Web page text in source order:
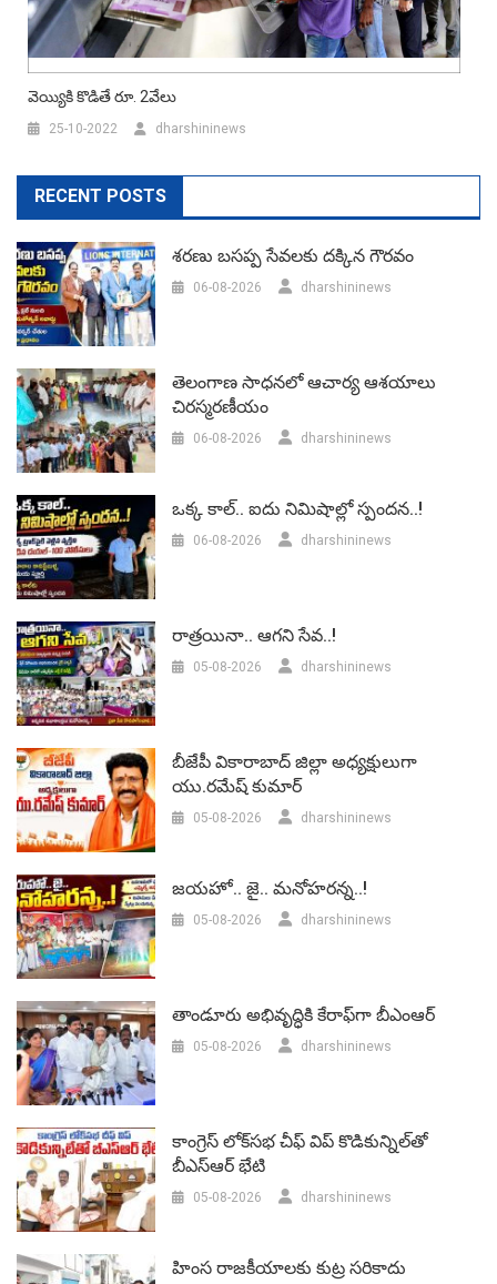
వెయ్యికి కొడితే రూ. 2వేలు
25-10-2022 dharshininews
RECENT POSTS
శరణు బసప్ప సేవలకు దక్కిన గౌరవం
06-08-2026 dharshininews
తెలంగాణ సాధనలో ఆచార్య ఆశయాలు
చిరస్మరణీయం
06-08-2026 dharshininews
ఒక్క కాల్.. ఐదు నిమిషాల్లో స్పందన..!
06-08-2026 dharshininews
రాత్రయినా.. ఆగని సేవ..!
05-08-2026 dharshininews
బీజేపీ వికారాబాద్‌ జిల్లా అధ్యక్షులుగా
యు.రమేష్‌ కుమార్
05-08-2026 dharshininews
జయహో.. జై.. మనోహరన్న..!
05-08-2026 dharshininews
తాండూరు అభివృద్ధికి కేరాఫ్‌గా బీఎంఆర్‌
05-08-2026 dharshininews
కాంగ్రెస్ లోక్‌సభ చీఫ్ విప్ కొడికున్నిల్‌తో
బీఎస్‌ఆర్‌ భేటి
05-08-2026 dharshininews
హింస రాజకీయాలకు కుట్ర సరికాదు